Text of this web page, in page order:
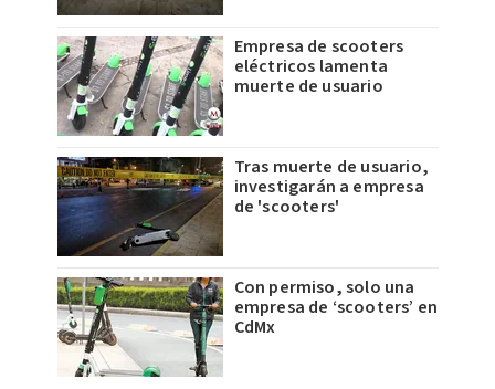
Empresa de scooters
eléctricos lamenta
muerte de usuario
Tras muerte de usuario,
investigarán a empresa
de 'scooters'
Con permiso, solo una
empresa de ‘scooters’ en
CdMx